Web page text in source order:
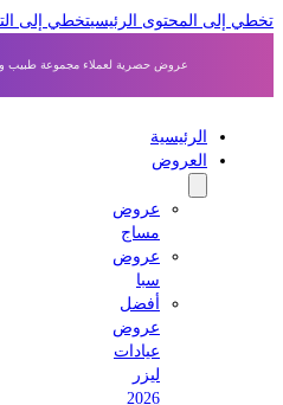
إلى المحتوى الرئيسي تخطي إلى التذييل
عروض حصرية لعملاء مجموعة طبيب ولفترة
الرئيسية
العروض
عروض
مساج
عروض
أفضل
عروض
عيادات